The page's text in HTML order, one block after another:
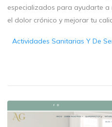
especializados para ayudarte a
el dolor crónico y mejorar tu
Actividades Sanitarias Y De